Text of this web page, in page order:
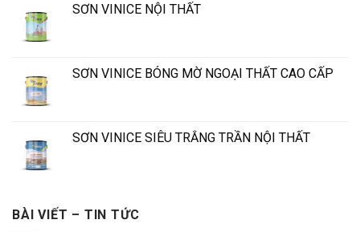
SƠN VINICE NỘI THẤT
SƠN VINICE BÓNG MỜ NGOẠI THẤT CAO CẤP
SƠN VINICE SIÊU TRẮNG TRẦN NỘI THẤT
BÀI VIẾT – TIN TỨC